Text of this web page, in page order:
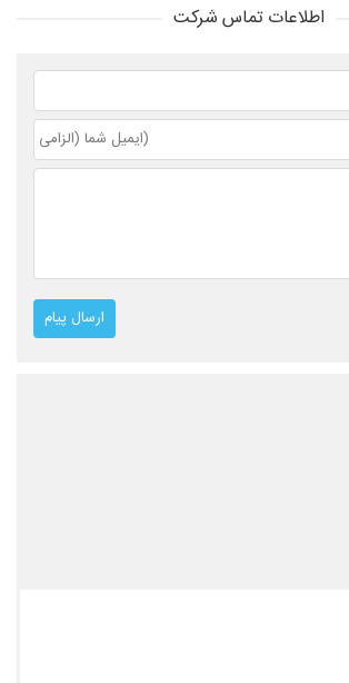
اطلاعات تماس شرکت